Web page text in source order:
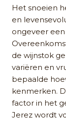
Het snoeien
en
ongeveer
de wijnstok
variëren en
bepaalde
kenmerken.
factor in het
Jerez wordt